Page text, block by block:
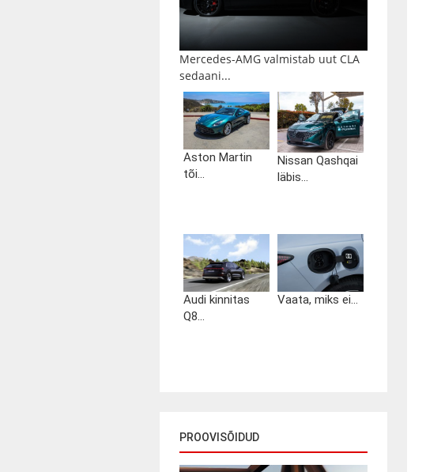
Mercedes-AMG valmistab uut CLA
sedaani...
Aston Martin
tõi...
Nissan Qashqai
läbis...
Audi kinnitas
Q8...
Vaata, miks ei...
PROOVISÕIDUD